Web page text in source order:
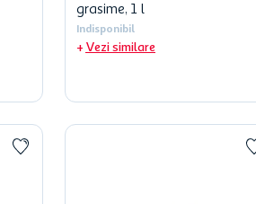
grasime, 1 l
Indisponibil
Vezi similare